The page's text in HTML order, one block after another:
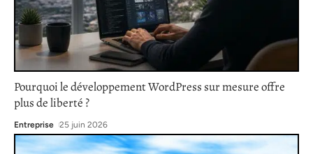
Pourquoi le développement WordPress sur mesure offre
plus de liberté ?
Entreprise 25 juin 2026